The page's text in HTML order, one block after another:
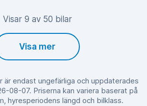
Visar 9 av 50 bilar
Visa mer
är endast ungefärliga och uppdaterades
08-07. Priserna kan variera baserat på
hyresperiodens längd och bilklass.